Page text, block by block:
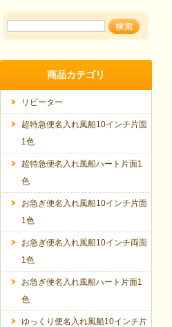
商品カテゴリ
リピーター
超特急便名入れ風船10インチ片面
1色
超特急便名入れ風船ハート片面1
色
お急ぎ便名入れ風船10インチ片面
1色
お急ぎ便名入れ風船10インチ両面
1色
お急ぎ便名入れ風船ハート片面1
色
ゆっくり便名入れ風船10インチ片